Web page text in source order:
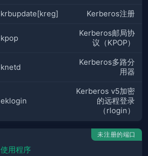
krbupdate[kreg] Kerberos注册
kpop
Kerberos邮局协
议（KPOP）
knetd
Kerberos多路分
用器
eklogin
Kerberos v5加密
的远程登录
（rlogin）
未注册的端口
使用程序